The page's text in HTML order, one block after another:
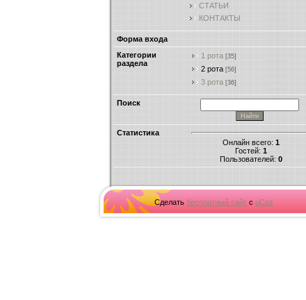
СТАТЬИ
КОНТАКТЫ
Форма входа
Категории
раздела
1 рота [35]
2 рота [56]
3 рота [36]
Поиск
Статистика
Онлайн всего: 1
Гостей: 1
Пользователей: 0
Сделать бесплатный сайт с uCoz